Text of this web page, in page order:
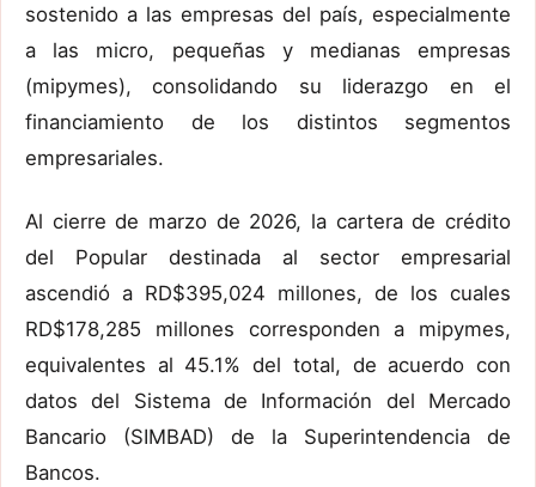
sostenido a las empresas del país, especialmente
a las micro, pequeñas y medianas empresas
(mipymes), consolidando su liderazgo en el
financiamiento de los distintos segmentos
empresariales.
Al cierre de marzo de 2026, la cartera de crédito
del Popular destinada al sector empresarial
ascendió a RD$395,024 millones, de los cuales
RD$178,285 millones corresponden a mipymes,
equivalentes al 45.1% del total, de acuerdo con
datos del Sistema de Información del Mercado
Bancario (SIMBAD) de la Superintendencia de
Bancos.